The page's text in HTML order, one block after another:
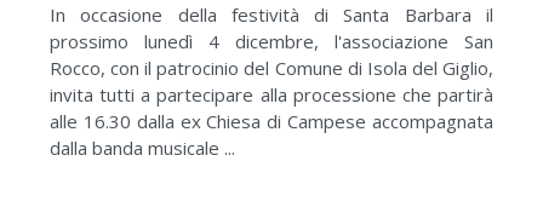
In occasione della festività di Santa Barbara il
prossimo lunedì 4 dicembre, l'associazione San
Rocco, con il patrocinio del Comune di Isola del Giglio,
invita tutti a partecipare alla processione che partirà
alle 16.30 dalla ex Chiesa di Campese accompagnata
dalla banda musicale ...